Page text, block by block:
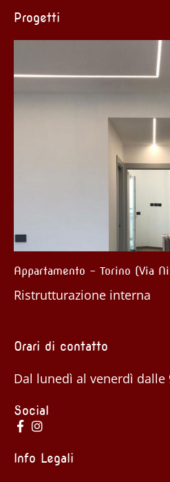
Progetti
– Torino (Via Nizza)
interna
Orari di contatto
Dal lunedì al venerdì dalle
Social
Info Legali